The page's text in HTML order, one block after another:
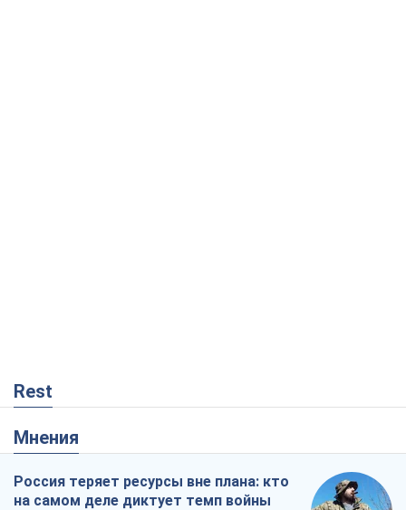
Rest
Мнения
Россия теряет ресурсы вне плана: кто
на самом деле диктует темп войны